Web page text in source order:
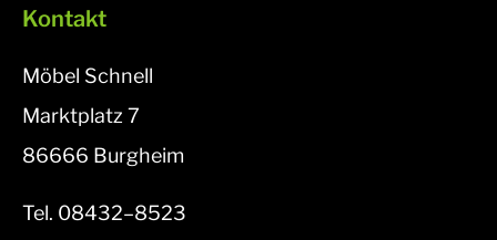
Kontakt
Möbel Schnell
Marktplatz 7
86666 Burgheim
Tel. 08432–8523